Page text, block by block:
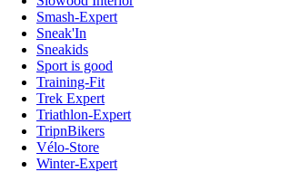
Smash-Expert
Sneak'In
Sneakids
Sport is good
Training-Fit
Trek Expert
Triathlon-Expert
TripnBikers
Vélo-Store
Winter-Expert